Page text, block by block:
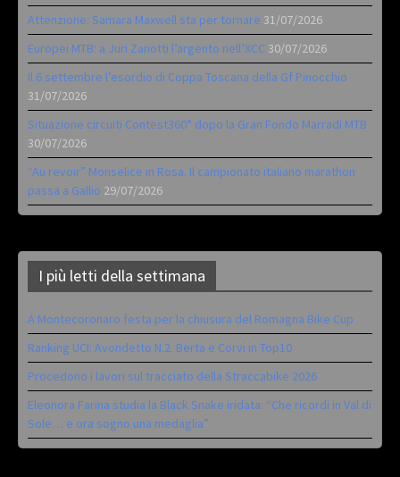
Attenzione: Samara Maxwell sta per tornare 31/07/2026
Europei MTB: a Juri Zanotti l’argento nell’XCC 30/07/2026
Il 6 settembre l’esordio di Coppa Toscana della Gf Pinocchio
31/07/2026
Situazione circuiti Contest360° dopo la Gran Fondo Marradi MTB
30/07/2026
“Au revoir” Monselice in Rosa. Il campionato italiano marathon
passa a Gallio 29/07/2026
I più letti della settimana
A Montecoronaro festa per la chiusura del Romagna Bike Cup
Ranking UCI: Avondetto N.2. Berta e Corvi in Top10
Procedono i lavori sul tracciato della Straccabike 2026
Eleonora Farina studia la Black Snake iridata: “Che ricordi in Val di
Sole… e ora sogno una medaglia”